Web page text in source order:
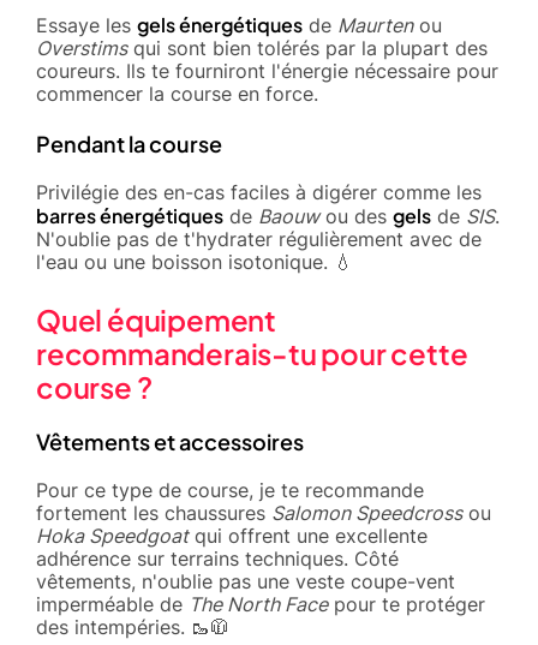
Essaye les gels énergétiques de Maurtenou
Overstimsqui sont bien tolérés par la plupart des
coureurs. Ils te fourniront l'énergie nécessaire pour
commencer la course en force.
Pendant la course
Privilégie des en-cas faciles à digérer comme les
barres énergétiques de Baouwou des gels de SIS.
N'oublie pas de t'hydrater régulièrement avec de
l'eau ou une boisson isotonique. 💧
Quel équipement
recommanderais-tu pour cette
course ?
Vêtements et accessoires
Pour ce type de course, je te recommande
fortement les chaussures Salomon Speedcrossou
Hoka Speedgoatqui offrent une excellente
adhérence sur terrains techniques. Côté
vêtements, n'oublie pas une veste coupe-vent
imperméable de The North Facepour te protéger
des intempéries. 🥾🧥